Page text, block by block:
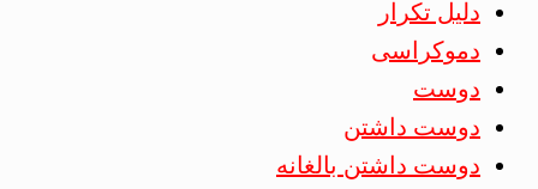
دلیل تکرار
دموکراسی
دوست
دوست داشتن
دوست داشتن بالغانه